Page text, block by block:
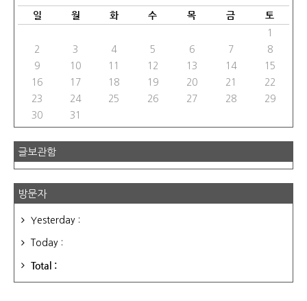
일 월 화 수 목 금 토
1
2
3 4 5 6 7
8
9
10 11 12 13 14
15
16
17 18 19 20 21
22
23
24 25 26 27 28
29
30
31
글보관함
방문자
Yesterday :
Today :
Total :